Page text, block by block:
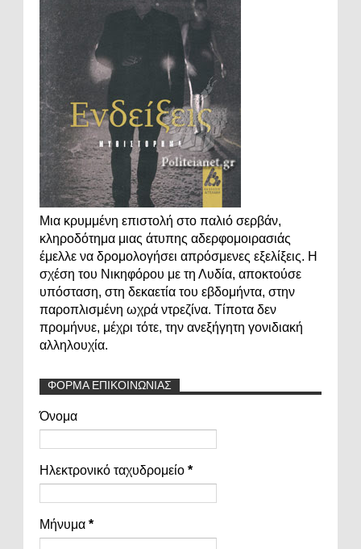
Μια κρυμμένη επιστολή στο παλιό σερβάν,
κληροδότημα μιας άτυπης αδερφομοιρασιάς
έμελλε να δρομολογήσει απρόσμενες εξελίξεις. Η
σχέση του Νικηφόρου με τη Λυδία, αποκτούσε
υπόσταση, στη δεκαετία του εβδομήντα, στην
παροπλισμένη ωχρά ντρεζίνα. Τίποτα δεν
προμήνυε, μέχρι τότε, την ανεξήγητη γονιδιακή
αλληλουχία.
ΦΟΡΜΑ ΕΠΙΚΟΙΝΩΝΙΑΣ
Όνομα
Ηλεκτρονικό ταχυδρομείο *
Μήνυμα *